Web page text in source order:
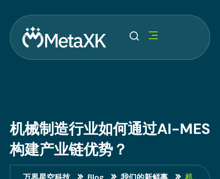
机械制造行业如何通过AI-MES
构建产业链优势？